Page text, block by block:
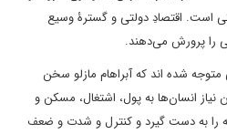
است. اقتصادِ دولتی و گسترۀ وسیع
را پرورش می‌دهند.
شده اند که آبراهام مازلو سخن
انسان‌ها به پول، اشتغال، مسکن و
را به دست گیرد و کنترل و شدت و ضعف